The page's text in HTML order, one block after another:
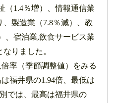
（1.4％増）、情報通信業
、製造業（7.8％減）、教
、宿泊業,飲食サービス業
なりました。
率（季節調整値）をみる
福井県の1.94倍、最低は
では、最高は福井県の